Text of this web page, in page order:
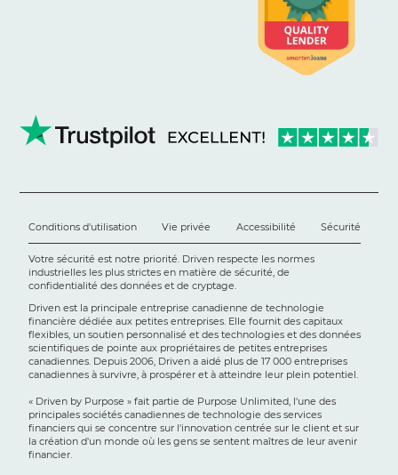
Conditions d'utilisation Vie privée Accessibilité Sécurité
Votre sécurité est notre priorité. Driven respecte les normes
industrielles les plus strictes en matière de sécurité, de
confidentialité des données et de cryptage.
Driven est la principale entreprise canadienne de technologie
financière dédiée aux petites entreprises. Elle fournit des capitaux
flexibles, un soutien personnalisé et des technologies et des données
scientifiques de pointe aux propriétaires de petites entreprises
canadiennes. Depuis 2006, Driven a aidé plus de 17 000 entreprises
canadiennes à survivre, à prospérer et à atteindre leur plein potentiel.
« Driven by Purpose » fait partie de Purpose Unlimited, l'une des
principales sociétés canadiennes de technologie des services
financiers qui se concentre sur l'innovation centrée sur le client et sur
la création d'un monde où les gens se sentent maîtres de leur avenir
financier.